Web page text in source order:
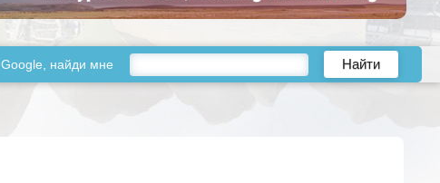
Google, найди мне Найти